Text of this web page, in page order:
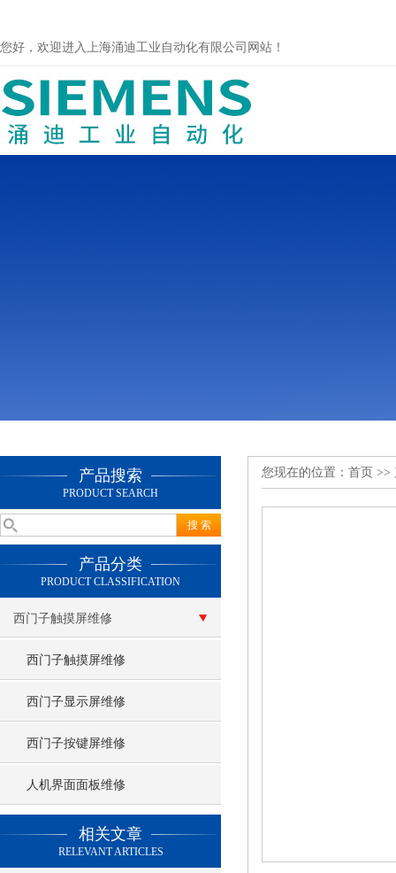
您好，欢迎进入上海涌迪工业自动化有限公司网站！
产品搜索
PRODUCT SEARCH
产品分类
PRODUCT CLASSIFICATION
西门子触摸屏维修
西门子触摸屏维修
西门子显示屏维修
西门子按键屏维修
人机界面面板维修
相关文章
RELEVANT ARTICLES
您现在的位置： 首页 >>